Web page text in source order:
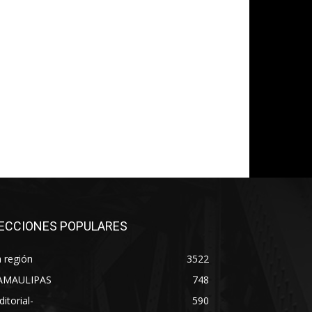
POPULARES
región
3522
748
590